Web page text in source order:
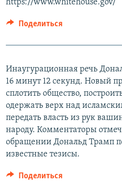
https://www.whitehouse.gov/
Поделиться
Инаугурационная речь
16 минут 12 секунд. Новый
сплотить общество,
одержать верх над
передать власть из рук
народу. Комментаторы
обращении Дональд Трамп
известные тезисы.
Поделиться